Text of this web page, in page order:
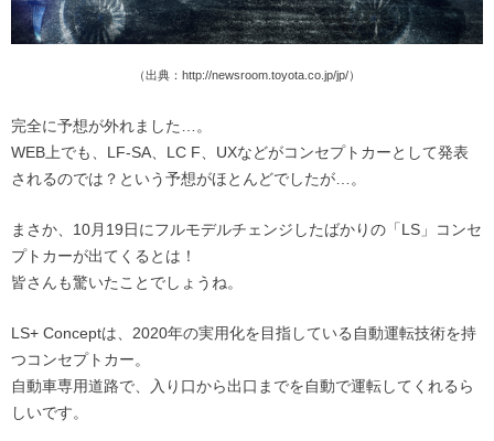
（出典：http://newsroom.toyota.co.jp/jp/）
完全に予想が外れました…。
WEB上でも、LF-SA、LC F、UXなどがコンセプトカーとして発表
されるのでは？という予想がほとんどでしたが…。
まさか、10月19日にフルモデルチェンジしたばかりの「LS」コンセ
プトカーが出てくるとは！
皆さんも驚いたことでしょうね。
LS+ Conceptは、2020年の実用化を目指している自動運転技術を持
つコンセプトカー。
自動車専用道路で、入り口から出口までを自動で運転してくれるら
しいです。